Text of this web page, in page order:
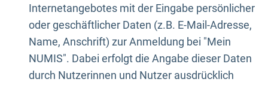
Internetangebotes mit der Eingabe persönlicher
oder geschäftlicher Daten (z.B. E-Mail-Adresse,
Name, Anschrift) zur Anmeldung bei "Mein
NUMIS". Dabei erfolgt die Angabe dieser Daten
durch Nutzerinnen und Nutzer ausdrücklich